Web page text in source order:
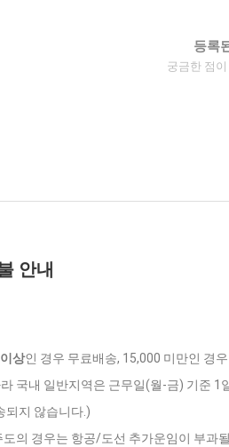
등록
궁금한 점
안내
상인 경우 무료배송, 15,000 미만인 경
국내 일반지역은 근무일(월-금) 기준
되지 않습니다.)
도의 경우는 항공/도선 추가운임이 부과